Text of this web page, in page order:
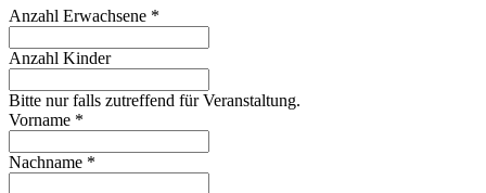
Anzahl Erwachsene *
Anzahl Kinder
Bitte nur falls zutreffend für Veranstaltung.
Vorname *
Nachname *